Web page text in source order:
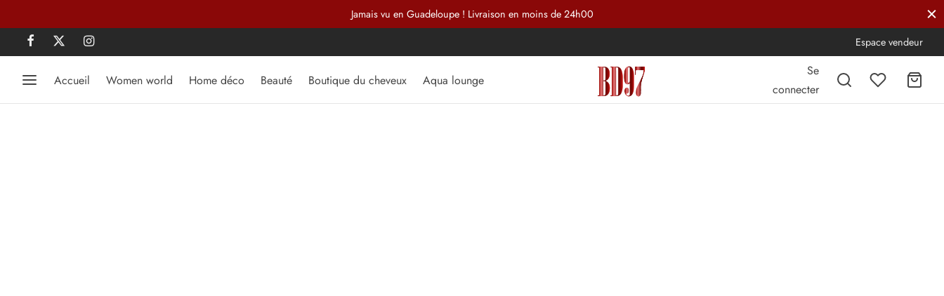
Jamais vu en Guadeloupe ! Livraison en moins de 24h00
Espace vendeur
Accueil Women world Home déco Beauté Boutique du cheveux Aqua lounge
Se
connecter